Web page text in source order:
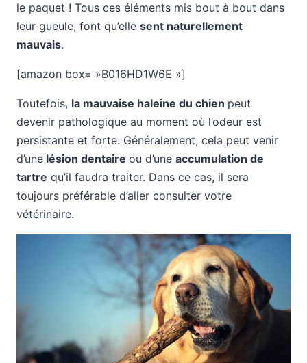
le paquet ! Tous ces éléments mis bout à bout dans
leur gueule, font qu’elle sent naturellement
mauvais.
[amazon box= »B016HD1W6E »]
Toutefois, la mauvaise haleine du chien peut
devenir pathologique au moment où l’odeur est
persistante et forte. Généralement, cela peut venir
d’une lésion dentaire ou d’une accumulation de
tartre qu’il faudra traiter. Dans ce cas, il sera
toujours préférable d’aller consulter votre
vétérinaire.